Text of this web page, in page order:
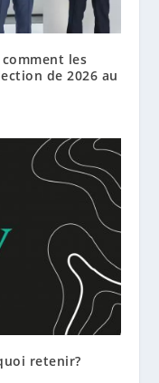
les
de 2026 au
retenir?